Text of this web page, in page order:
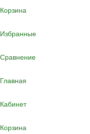
Корзина
Избранные
Сравнение
Главная
Кабинет
Корзина